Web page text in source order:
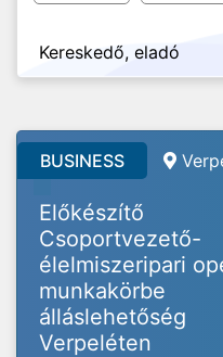
Kereskedő, eladó
BUSINESS
Előkészítő
Csoportvezető-
élelmiszeripari
munkakörbe
álláslehetőség
Verpeléten